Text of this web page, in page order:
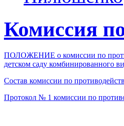
Комиссия
ПОЛОЖЕНИЕ о комиссии по
детском саду комбинированного
Состав комиссии по
Протокол № 1 комиссии по